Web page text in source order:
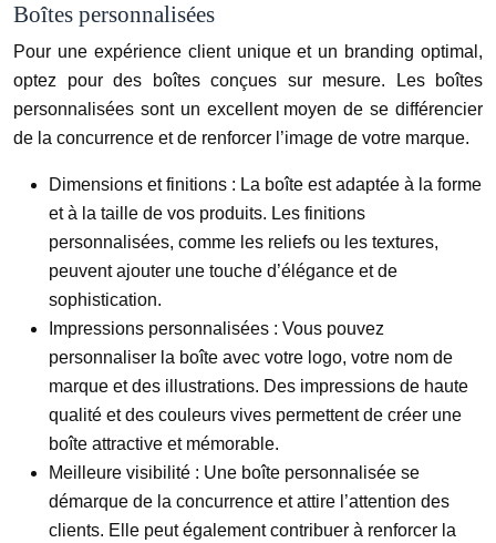
Boîtes personnalisées
Pour une expérience client unique et un branding optimal,
optez pour des boîtes conçues sur mesure. Les boîtes
personnalisées sont un excellent moyen de se différencier
de la concurrence et de renforcer l’image de votre marque.
Dimensions et finitions : La boîte est adaptée à la forme
et à la taille de vos produits. Les finitions
personnalisées, comme les reliefs ou les textures,
peuvent ajouter une touche d’élégance et de
sophistication.
Impressions personnalisées : Vous pouvez
personnaliser la boîte avec votre logo, votre nom de
marque et des illustrations. Des impressions de haute
qualité et des couleurs vives permettent de créer une
boîte attractive et mémorable.
Meilleure visibilité : Une boîte personnalisée se
démarque de la concurrence et attire l’attention des
clients. Elle peut également contribuer à renforcer la